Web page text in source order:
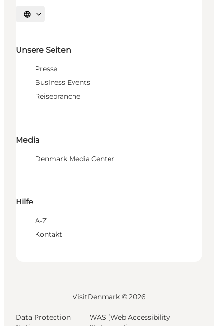
Sprache auswählen
Unsere Seiten
Presse
Business Events
Reisebranche
Media
Denmark Media Center
Hilfe
A-Z
Kontakt
VisitDenmark © 2026
Data Protection
WAS (Web Accessibility